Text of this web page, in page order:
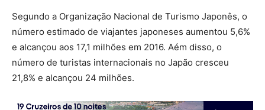
Segundo a Organização Nacional de Turismo Japonês, o
número estimado de viajantes japoneses aumentou 5,6%
e alcançou aos 17,1 milhões em 2016. Aém disso, o
número de turistas internacionais no Japão cresceu
21,8% e alcançou 24 milhões.